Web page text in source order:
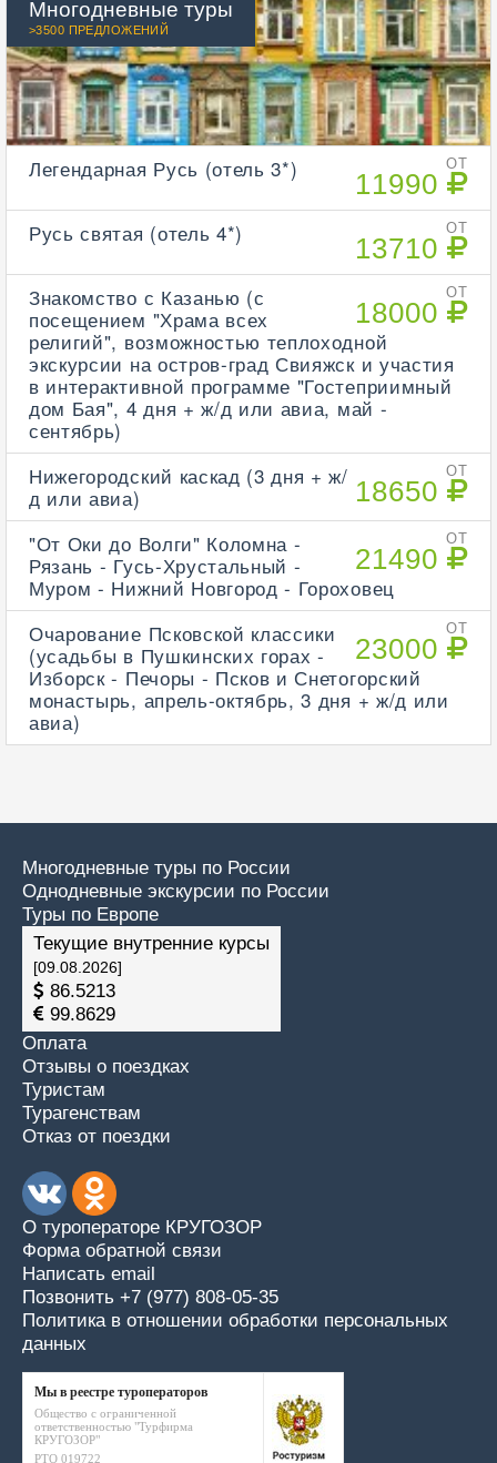
Многодневные туры
>3500 ПРЕДЛОЖЕНИЙ
ОТ
11990
Легендарная Русь (отель 3*)
ОТ
13710
Русь святая (отель 4*)
ОТ
18000
Знакомство с Казанью (с
посещением "Храма всех
религий", возможностью теплоходной
экскурсии на остров-град Свияжск и участия
в интерактивной программе "Гостеприимный
дом Бая", 4 дня + ж/д или авиа, май -
сентябрь)
ОТ
18650
Нижегородский каскад (3 дня + ж/
д или авиа)
ОТ
21490
"От Оки до Волги" Коломна -
Рязань - Гусь-Хрустальный -
Муром - Нижний Новгород - Гороховец
ОТ
23000
Очарование Псковской классики
(усадьбы в Пушкинских горах -
Изборск - Печоры - Псков и Снетогорский
монастырь, апрель-октябрь, 3 дня + ж/д или
авиа)
Многодневные туры по России
Однодневные экскурсии по России
Туры по Европе
Текущие внутренние курсы
[09.08.2026]
86.5213
99.8629
Оплата
Отзывы о поездках
Туристам
Турагенствам
Отказ от поездки
О туроператоре КРУГОЗОР
Форма обратной связи
Написать email
Позвонить +7 (977) 808-05-35
Политика в отношении обработки персональных
данных
Мы в реестре туроператоров
Общество с ограниченной
ответственностью "Турфирма
КРУГОЗОР"
РТО 019722